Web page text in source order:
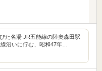
た名湯 JR五能線の陸奥森田駅
沿いに佇む、昭和47年…